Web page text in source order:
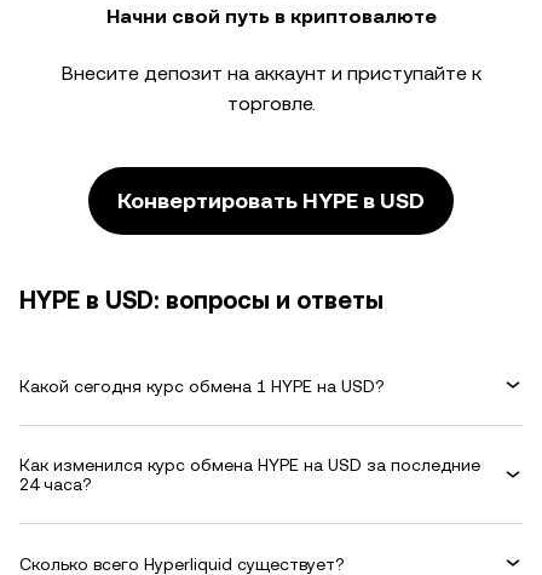
Начни свой путь в криптовалюте
Внесите депозит на аккаунт и приступайте к
торговле.
Конвертировать HYPE в USD
HYPE в USD: вопросы и ответы
Какой сегодня курс обмена 1 HYPE на USD?
Как изменился курс обмена HYPE на USD за последние
24 часа?
Сколько всего Hyperliquid существует?